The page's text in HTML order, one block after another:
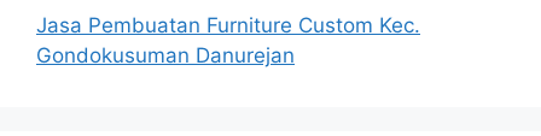
Jasa Pembuatan Furniture Custom Kec.
Gondokusuman Danurejan